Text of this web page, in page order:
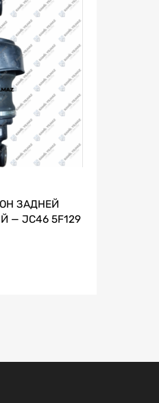
ЗАДНЕЙ
— JC46 5F129